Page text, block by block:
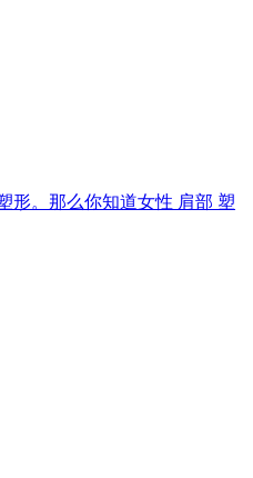
形。那么你知道女性 肩部 塑